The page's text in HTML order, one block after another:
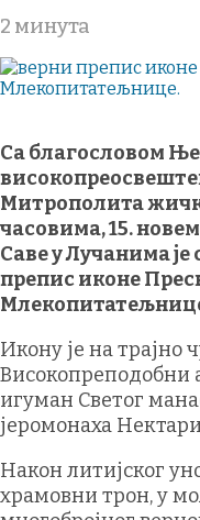
2 минута
Са благословом
Митрополита
часовима, 15.
Саве у Лучанима
препис иконе
Икону је на трајно
Високопреподобни
игуман Светог
јеромонаха
Након литијског
храмовни трон, у